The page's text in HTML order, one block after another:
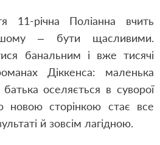
11-річна Поліанна вчить
– бути щасливими.
банальним і вже тисячі
Діккенса: маленька
оселяється в суворої
новою сторінкою стає все
й зовсім лагідною.